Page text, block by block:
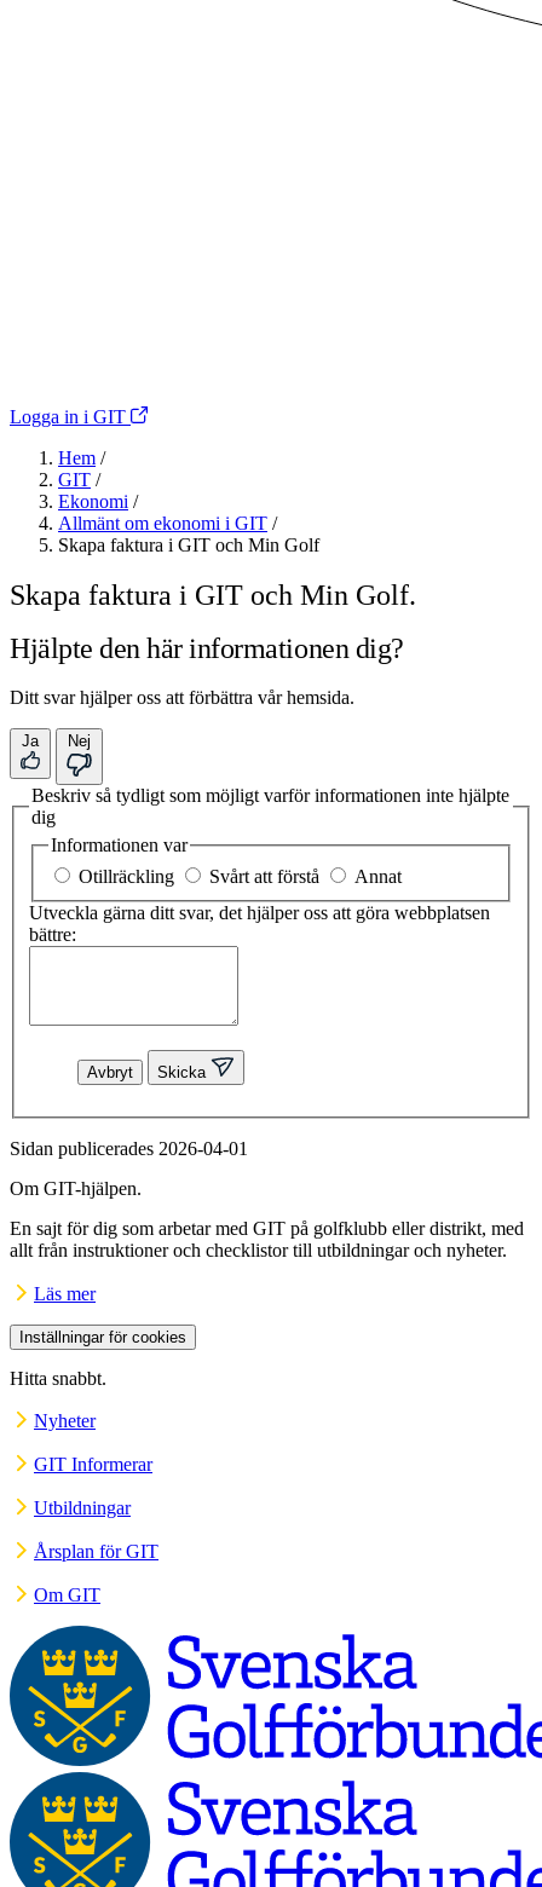
Logga in i GIT
Hem /
GIT /
Ekonomi /
Allmänt om ekonomi i GIT /
Skapa faktura i GIT och Min Golf
Skapa faktura i GIT och Min Golf.
Hjälpte den här informationen dig?
Ditt svar hjälper oss att förbättra vår hemsida.
Ja Nej
Beskriv så tydligt som möjligt varför informationen inte hjälpte
dig
Informationen var
Otillräckling
Svårt att förstå
Annat
Utveckla gärna ditt svar, det hjälper oss att göra webbplatsen
bättre:
Avbryt Skicka
Sidan publicerades 2026-04-01
Om GIT-hjälpen.
En sajt för dig som arbetar med GIT på golfklubb eller distrikt, med
allt från instruktioner och checklistor till utbildningar och nyheter.
Läs mer
Inställningar för cookies
Hitta snabbt.
Nyheter
GIT Informerar
Utbildningar
Årsplan för GIT
Om GIT